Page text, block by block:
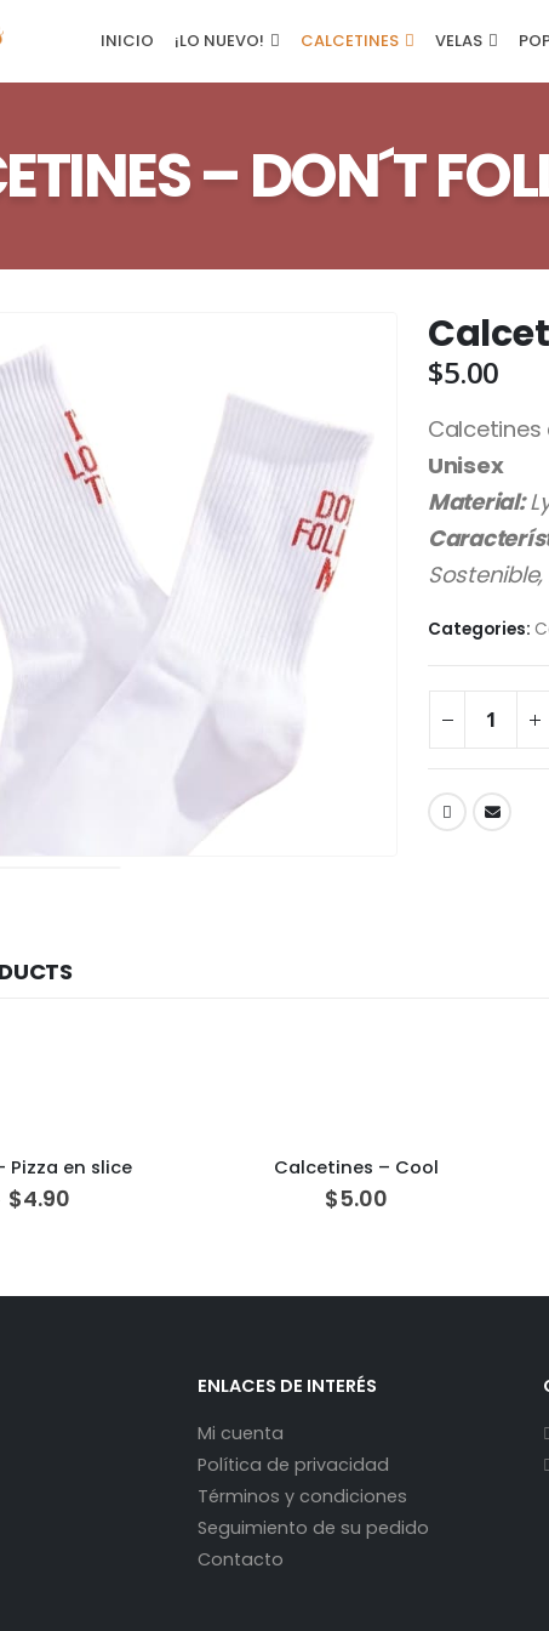
INICIO ¡LO NUEVO! CALCETINES VELAS
– DON´T
$5.00
Unisex
Material:
Categories:
Pizza en slice
$4.90
Calcetines – Cool
$5.00
ENLACES DE INTERÉS
Mi cuenta
Política de privacidad
Términos y condiciones
Seguimiento de su pedido
Contacto